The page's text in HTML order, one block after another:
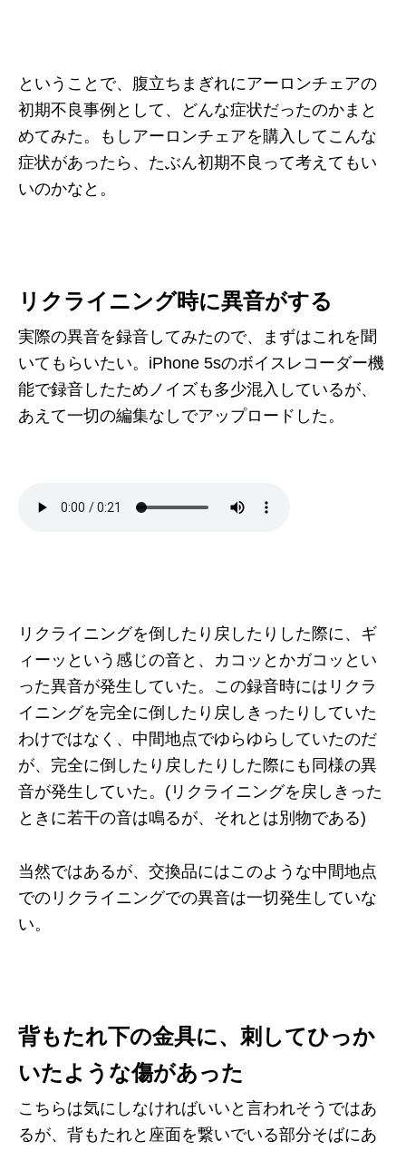
ということで、腹立ちまぎれにアーロンチェアの
初期不良事例として、どんな症状だったのかまと
めてみた。もしアーロンチェアを購入してこんな
症状があったら、たぶん初期不良って考えてもい
いのかなと。
リクライニング時に異音がする
実際の異音を録音してみたので、まずはこれを聞
いてもらいたい。iPhone 5sのボイスレコーダー機
能で録音したためノイズも多少混入しているが、
あえて一切の編集なしでアップロードした。
リクライニングを倒したり戻したりした際に、ギ
ィーッという感じの音と、カコッとかガコッとい
った異音が発生していた。この録音時にはリクラ
イニングを完全に倒したり戻しきったりしていた
わけではなく、中間地点でゆらゆらしていたのだ
が、完全に倒したり戻したりした際にも同様の異
音が発生していた。(リクライニングを戻しきった
ときに若干の音は鳴るが、それとは別物である)
当然ではあるが、交換品にはこのような中間地点
でのリクライニングでの異音は一切発生していな
い。
背もたれ下の金具に、刺してひっか
いたような傷があった
こちらは気にしなければいいと言われそうではあ
るが、背もたれと座面を繋いでいる部分そばにあ